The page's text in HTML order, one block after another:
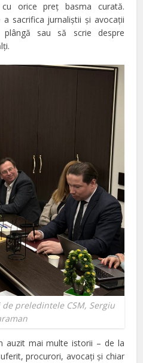
orice preţ basma curată.
sacrifica jurnaliştii şi avocaţii
sau să scrie despre
preledintele CSM, Sergiu
auzit mai multe istorii – de la
procurori, avocaţi şi chiar